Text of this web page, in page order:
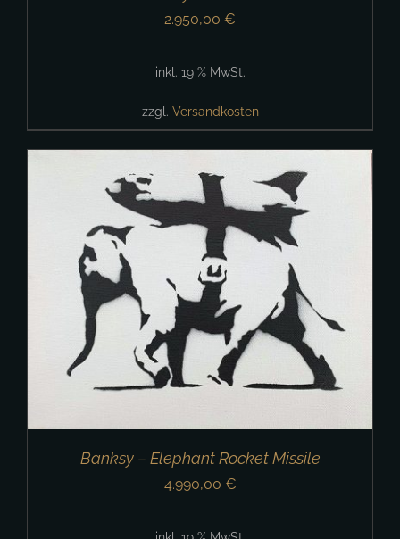
2.950,00 €
inkl. 19 % MwSt.
zzgl. Versandkosten
Banksy – Elephant Rocket Missile
4.990,00 €